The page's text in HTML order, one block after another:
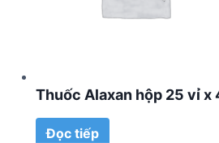
Thuốc Alaxan hộp 25 vỉ x
Đọc tiếp